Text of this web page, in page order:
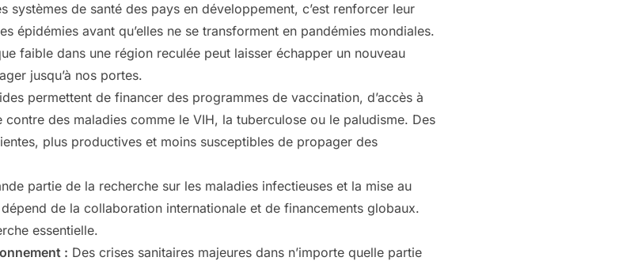
systèmes de santé des pays en développement, c’est renforcer leur
épidémies avant qu’elles ne se transforment en pandémies mondiales.
faible dans une région reculée peut laisser échapper un nouveau
jusqu’à nos portes.
permettent de financer des programmes de vaccination, d’accès à
contre des maladies comme le VIH, la tuberculose ou le paludisme. Des
plus productives et moins susceptibles de propager des
partie de la recherche sur les maladies infectieuses et la mise au
de la collaboration internationale et de financements globaux.
essentielle.
: Des crises sanitaires majeures dans n’importe quelle partie